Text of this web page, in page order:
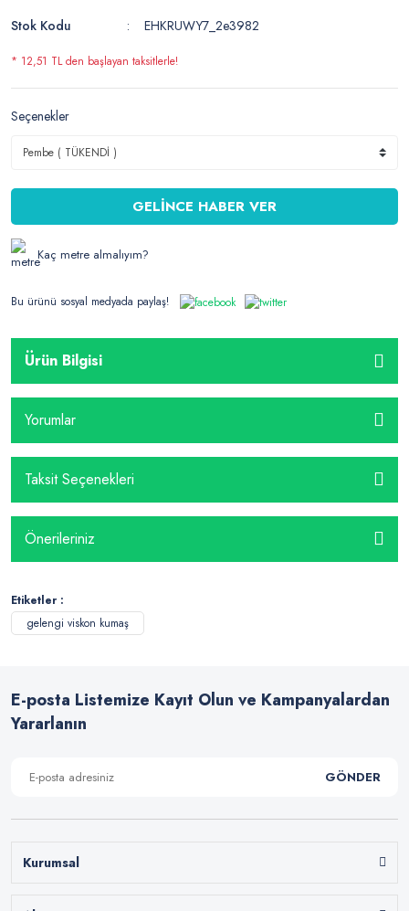
Stok Kodu
EHKRUWY7_2e3982
* 12,51 TL den başlayan taksitlerle!
Seçenekler
GELİNCE HABER VER
Kaç metre almalıyım?
Bu ürünü sosyal medyada paylaş!
Ürün Bilgisi
Yorumlar
Taksit Seçenekleri
Önerileriniz
Etiketler :
gelengi viskon kumaş
E-posta Listemize Kayıt Olun ve Kampanyalardan
Yararlanın
GÖNDER
Kurumsal